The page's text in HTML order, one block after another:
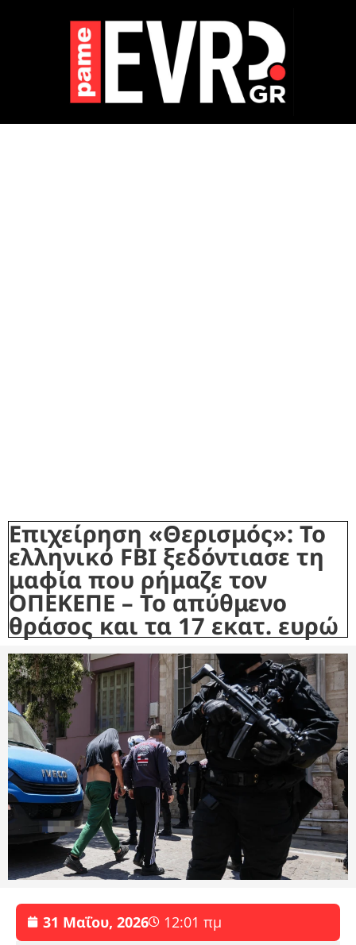
Επιχείρηση «Θερισμός»: Το
ελληνικό FBI ξεδόντιασε τη
μαφία που ρήμαζε τον
ΟΠΕΚΕΠΕ – Το απύθμενο
θράσος και τα 17 εκατ. ευρώ
31 Μαΐου, 2026 12:01 πμ